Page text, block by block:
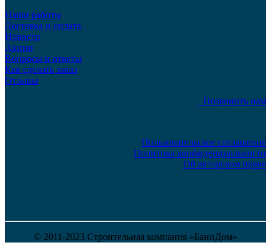
Наши работы
Доставка и оплата
Новости
Акции
Вопросы и ответы
Как сделать заказ
Отзывы
Позвонить нам
Пользовательское соглашение
Политика конфиденциальности
Об авторском праве
© 2011-2023 Строительная компания «БаниДом»